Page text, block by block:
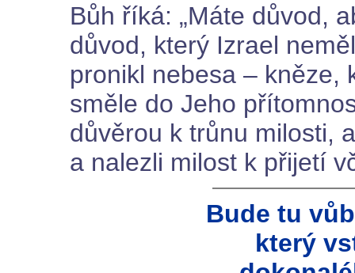
Bůh říká: „Máte důvod,
důvod, který Izrael
pronikl nebesa – kněze,
směle do Jeho
důvěrou k trůnu milosti,
a nalezli milost k přijetí
Bude tu
který